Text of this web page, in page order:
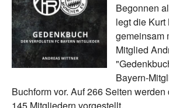
Begonnen
legt die Kurt
gemeinsam
Mitglied
Bayern-
Buchform vor. Auf 266 Seiten
145 Mitgliedern vorgestellt.